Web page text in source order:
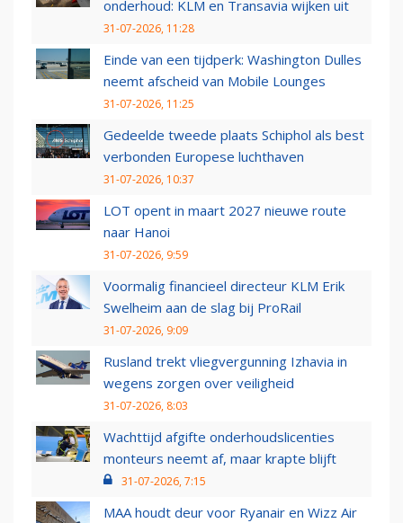
onderhoud: KLM en Transavia wijken uit
31-07-2026, 11:28
Einde van een tijdperk: Washington Dulles
neemt afscheid van Mobile Lounges
31-07-2026, 11:25
Gedeelde tweede plaats Schiphol als best
verbonden Europese luchthaven
31-07-2026, 10:37
LOT opent in maart 2027 nieuwe route
naar Hanoi
31-07-2026, 9:59
Voormalig financieel directeur KLM Erik
Swelheim aan de slag bij ProRail
31-07-2026, 9:09
Rusland trekt vliegvergunning Izhavia in
wegens zorgen over veiligheid
31-07-2026, 8:03
Wachttijd afgifte onderhoudslicenties
monteurs neemt af, maar krapte blijft
31-07-2026, 7:15
MAA houdt deur voor Ryanair en Wizz Air